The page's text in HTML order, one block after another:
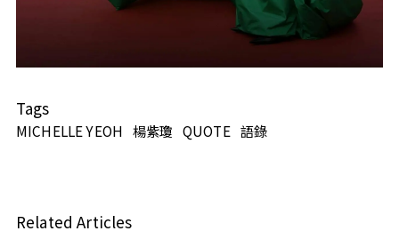
Tags
MICHELLE YEOH 楊紫瓊 QUOTE 語錄
Related Articles